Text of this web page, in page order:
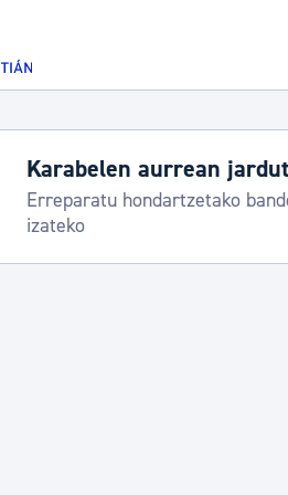
eta gai pertsonalak
Aste Nagusia 2026:
Abuztuak 8-15